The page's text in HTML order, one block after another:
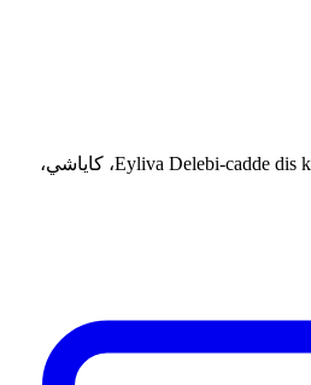
كاياشي م. 3 دوكابي Eyliva Delebi-cadde dis kapi no:3، كاياشي،